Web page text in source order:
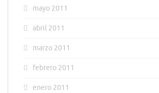
mayo 2011
abril 2011
marzo 2011
febrero 2011
enero 2011